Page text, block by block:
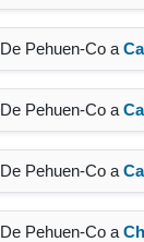
De Pehuen-Co a
De Pehuen-Co a
De Pehuen-Co a
De Pehuen-Co a